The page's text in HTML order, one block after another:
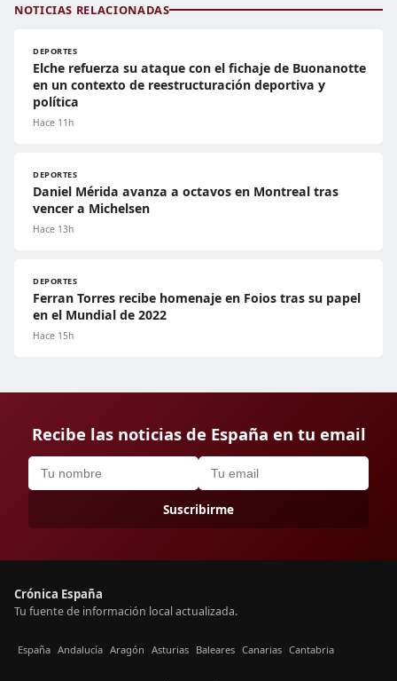
NOTICIAS RELACIONADAS
DEPORTES
Elche refuerza su ataque con el fichaje de Buonanotte
en un contexto de reestructuración deportiva y
política
Hace 11h
DEPORTES
Daniel Mérida avanza a octavos en Montreal tras
vencer a Michelsen
Hace 13h
DEPORTES
Ferran Torres recibe homenaje en Foios tras su papel
en el Mundial de 2022
Hace 15h
Recibe las noticias de España en tu email
Suscribirme
Crónica España
Tu fuente de información local actualizada.
España Andalucía Aragón Asturias Baleares Canarias Cantabria